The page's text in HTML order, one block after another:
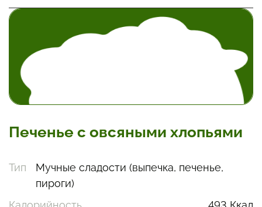
Печенье с овсяными хлопьями
Тип
Мучные сладости (выпечка, печенье,
пироги)